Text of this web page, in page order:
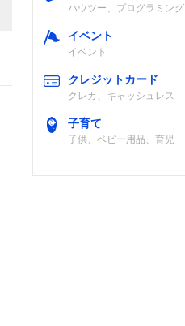
ハウツー、プログラミング
イベント
イベント
クレジットカード
クレカ、キャッシュレス
子育て
子供、ベビー用品、育児